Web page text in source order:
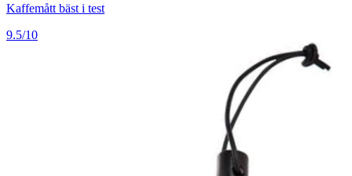
Kaffemått bäst i test
9.5/10